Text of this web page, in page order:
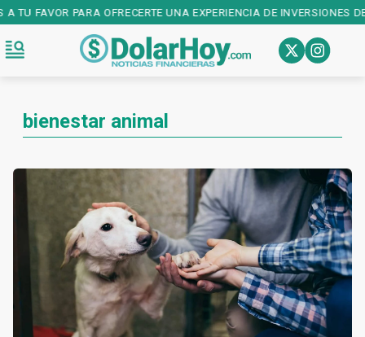
PARA OFRECERTE UNA EXPERIENCIA DE INVERSIONES DE
bienestar animal